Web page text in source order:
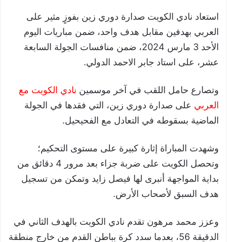
استعاد نادي الكويت صدارة دوري زين بفوزٍ مثير على
العربي بهدفين مقابل هدف واحد، ضمن مباريات اليوم
الأحد 3 مارس 2024، ضمن منافسات الجولة السابعة
عشر، على استاد جابر الاحمد الدولي.
وتصارع حامل اللقب في آخر موسمين نادي الكويت مع
العربي على صدارة دوري زين، التي فقدها في الجولة
الماضية بسقوطه في التعادل مع الفحيحيل.
وشهدت المباراة إثارة كبيرة على مستوى التحكيم؛
وتحصل الكويت على ضربة جزاء بعد مرور 4 دقائق من
بداية المواجهة أنبرى لها فيصل زايد وتمكن من تسجيل
هدف السبق لأصحاب الأرض.
وعزز محمد مرهون تقدم نادي الكويت بالهدف الثاني في
الدقيقة 56، بعدما سدد كرة بباطن القدم من خارج منطقة